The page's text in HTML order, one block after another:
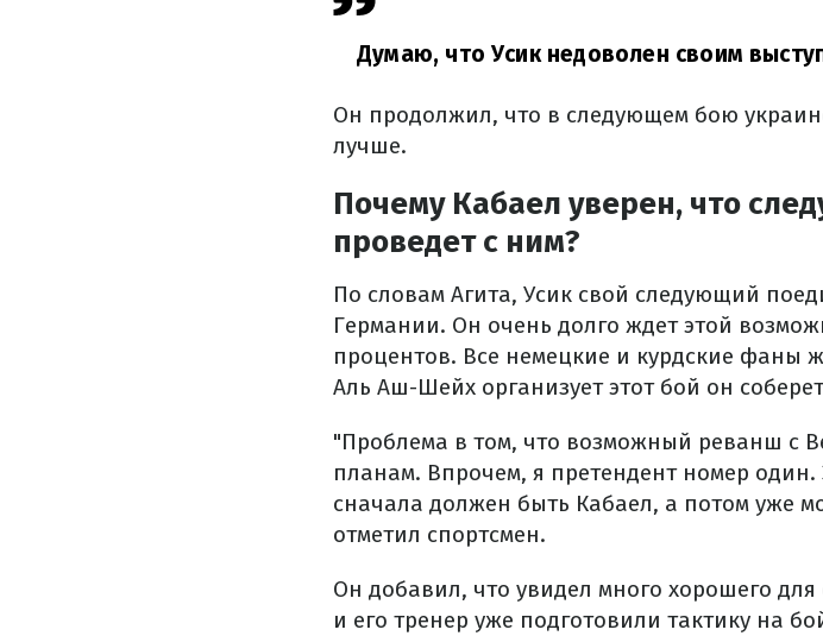
Думаю, что Усик недоволен своим
Он продолжил, что в следующем бою
лучше.
Почему Кабаел уверен, что
проведет с ним?
По словам Агита, Усик свой следующий
Германии. Он очень долго ждет этой
процентов. Все немецкие и курдские фаны
Аль Аш-Шейх организует этот бой он
"Проблема в том, что возможный реванш с
планам. Впрочем, я претендент номер
сначала должен быть Кабаел, а потом уже
отметил спортсмен.
Он добавил, что увидел много хорошего
и его тренер уже подготовили тактику на